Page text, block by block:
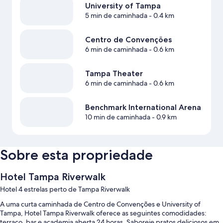
University of Tampa
5 min de caminhada- 0.4 km
Centro de Convenções
6 min de caminhada- 0.6 km
Tampa Theater
6 min de caminhada- 0.6 km
Benchmark International Arena
10 min de caminhada- 0.9 km
Sobre esta propriedade
Hotel Tampa Riverwalk
Hotel 4 estrelas perto de Tampa Riverwalk
A uma curta caminhada de Centro de Convenções e University of
Tampa, Hotel Tampa Riverwalk oferece as seguintes comodidades: